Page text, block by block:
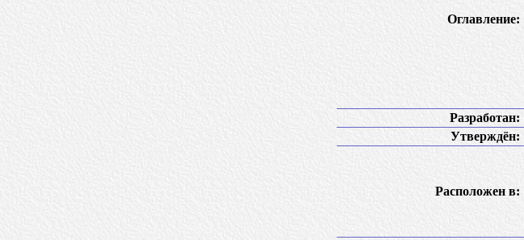
Оглавление:
Разработан:
Утверждён:
Расположен в: